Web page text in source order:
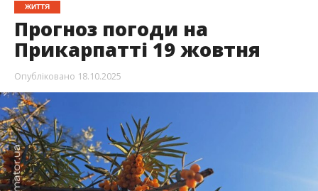
ЖИТТЯ
Прогноз погоди на
Прикарпатті 19 жовтня
Опубліковано 18.10.2025